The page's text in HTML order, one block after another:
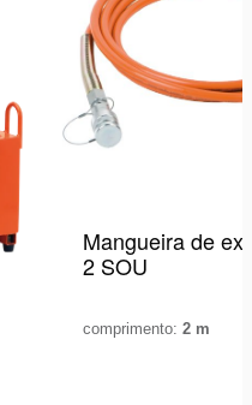
Mangueira de
2 SOU
comprimento: 2 m